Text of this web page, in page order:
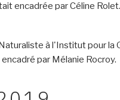
encadrée par Céline
à l'Institut pour
par Mélanie Rocroy.